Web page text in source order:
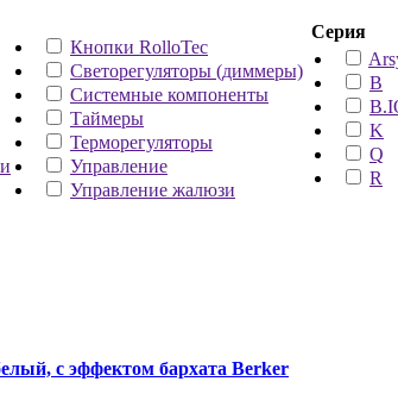
Кнопки RolloTec
Светорегуляторы (диммеры)
Системные компоненты
Таймеры
Терморегуляторы
Управление
Управление жалюзи
Серия
B
K
Q
R
с эффектом бархата Berker